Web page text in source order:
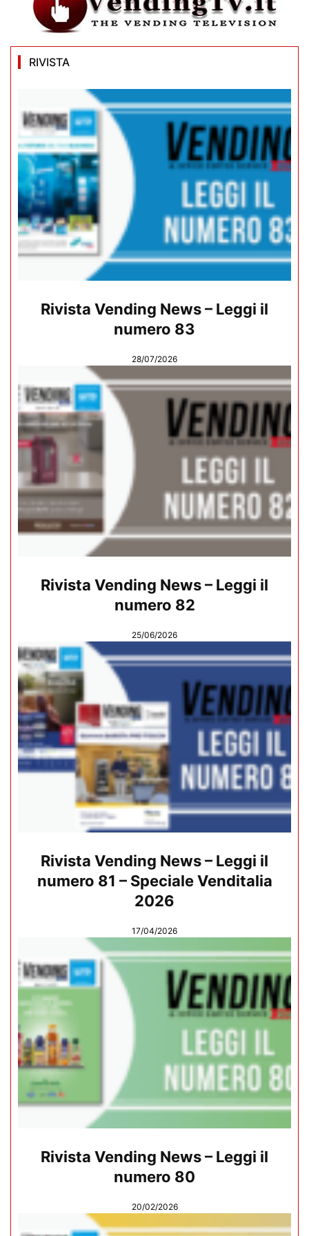
RIVISTA
Rivista Vending News – Leggi il
numero 83
28/07/2026
Rivista Vending News – Leggi il
numero 82
25/06/2026
Rivista Vending News – Leggi il
numero 81 – Speciale Venditalia
2026
17/04/2026
Rivista Vending News – Leggi il
numero 80
20/02/2026